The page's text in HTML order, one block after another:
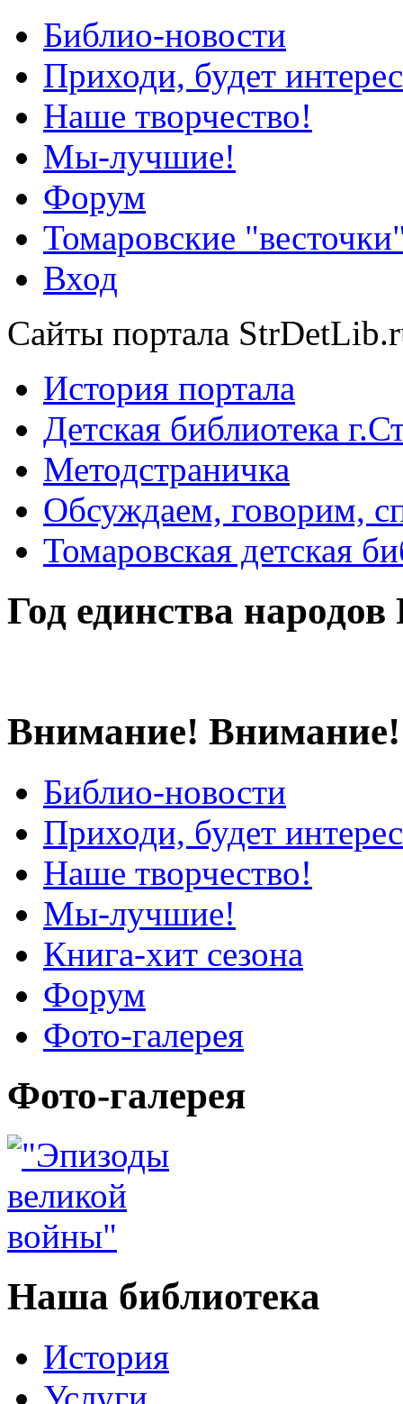
Библио-новости
Приходи, будет
Наше творчество!
Мы-лучшие!
Форум
Томаровские
Вход
Сайты портала
История портала
Детская библиотека
Методстраничка
Обсуждаем, говорим,
Томаровская детская
Год единства народов
Внимание! Внимание!
Библио-новости
Приходи, будет
Наше творчество!
Мы-лучшие!
Книга-хит сезона
Форум
Фото-галерея
Фото-галерея
Наша библиотека
История